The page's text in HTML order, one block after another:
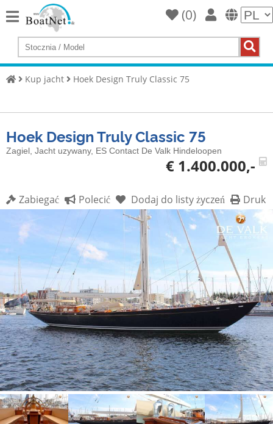
Home
Kup
Handlowy
sprzedawca
Aukcje
Broker
jachtów
Serwis
Wyposażenie
łodzi
Finansowanie
Skradzione
łodzie
Kalendarz
wystawa
(0)
Kup jacht Hoek Design Truly Classic 75
Hoek Design Truly Classic 75
Zagiel, Jacht uzywany, ES Contact De Valk Hindeloopen
€ 1.400.000,-
Zabiegać Polecić Dodaj do listy życzeń Druk